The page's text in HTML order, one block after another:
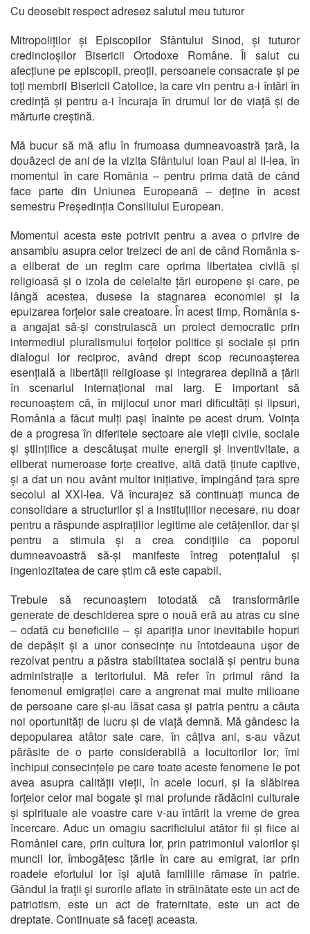
Cu deosebit respect adresez salutul meu tuturor
Mitropoliților și Episcopilor Sfântului Sinod, și tuturor
credincioșilor Bisericii Ortodoxe Române. Îi salut cu
afecțiune pe episcopii, preoții, persoanele consacrate și pe
toți membrii Bisericii Catolice, la care vin pentru a-i întări în
credință și pentru a-i încuraja în drumul lor de viață și de
mărturie creștină.
Mă bucur să mă aflu în frumoasa dumneavoastră țară, la
douăzeci de ani de la vizita Sfântului Ioan Paul al II-lea, în
momentul în care România – pentru prima dată de când
face parte din Uniunea Europeană – deține în acest
semestru Președinția Consiliului European.
Momentul acesta este potrivit pentru a avea o privire de
ansamblu asupra celor treizeci de ani de când România s-
a eliberat de un regim care oprima libertatea civilă și
religioasă și o izola de celelalte țări europene și care, pe
lângă acestea, dusese la stagnarea economiei și la
epuizarea forțelor sale creatoare. În acest timp, România s-
a angajat să-și construiască un proiect democratic prin
intermediul pluralismului forțelor politice și sociale și prin
dialogul lor reciproc, având drept scop recunoașterea
esențială a libertății religioase și integrarea deplină a țării
în scenariul internațional mai larg. E important să
recunoaștem că, în mijlocul unor mari dificultăți și lipsuri,
România a făcut mulți pași înainte pe acest drum. Voința
de a progresa în diferitele sectoare ale vieții civile, sociale
și științifice a descătușat multe energii și inventivitate, a
eliberat numeroase forțe creative, altă dată ținute captive,
și a dat un nou avânt multor inițiative, împingând țara spre
secolul al XXI-lea. Vă încurajez să continuați munca de
consolidare a structurilor și a instituțiilor necesare, nu doar
pentru a răspunde aspirațiilor legitime ale cetățenilor, dar și
pentru a stimula și a crea condițiile ca poporul
dumneavoastră să-și manifeste întreg potențialul și
ingeniozitatea de care știm că este capabil.
Trebuie să recunoaștem totodată că transformările
generate de deschiderea spre o nouă eră au atras cu sine
– odată cu beneficiile – și apariția unor inevitabile hopuri
de depășit și a unor consecințe nu întotdeauna ușor de
rezolvat pentru a păstra stabilitatea socială și pentru buna
administrație a teritoriului. Mă refer în primul rând la
fenomenul emigrației care a angrenat mai multe milioane
de persoane care și-au lăsat casa și patria pentru a căuta
noi oportunități de lucru și de viață demnă. Mă gândesc la
depopularea atâtor sate care, în câțiva ani, s-au văzut
părăsite de o parte considerabilă a locuitorilor lor; îmi
închipui consecințele pe care toate aceste fenomene le pot
avea asupra calității vieții, în acele locuri, și la slăbirea
forţelor celor mai bogate şi mai profunde rădăcini culturale
și spirituale ale voastre care v-au întărit la vreme de grea
încercare. Aduc un omagiu sacrificiului atâtor fii și fiice ai
României care, prin cultura lor, prin patrimoniul valorilor și
muncii lor, îmbogățesc țările în care au emigrat, iar prin
roadele efortului lor își ajută familiile rămase în patrie.
Gândul la fraţii şi surorile aflate în străinătate este un act de
patriotism, este un act de fraternitate, este un act de
dreptate. Continuate să faceţi aceasta.